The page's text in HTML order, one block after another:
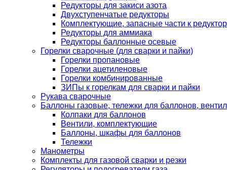
Редукторы для закиси азота
Двухступенчатые редукторы
Комплектующие, запасные части к
Редукторы для аммиака
Редукторы баллонные осевые
Горелки сварочные (для сварки и пайки)
Горелки пропановые
Горелки ацетиленовые
Горелки комбинированные
ЗИПы к горелкам для сварки и пайки
Рукава сварочные
Баллоны газовые, тележки для баллонов,
Колпаки для баллонов
Вентили, комплектующие
Баллоны, шкафы для баллонов
Тележки
Манометры
Комплекты для газовой сварки и резки